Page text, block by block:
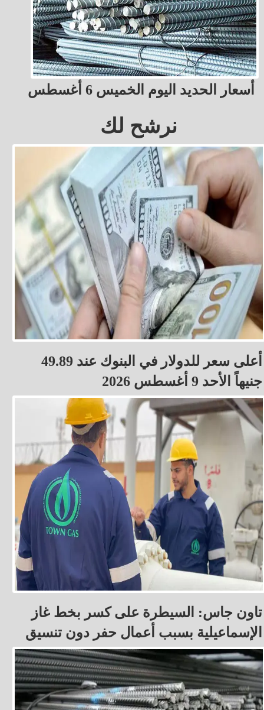
أسعار الحديد اليوم الخميس 6 أغسطس
نرشح لك
أعلى سعر للدولار في البنوك عند 49.89
جنيهاً الأحد 9 أغسطس 2026
تاون جاس: السيطرة على كسر بخط غاز
الإسماعيلية بسبب أعمال حفر دون تنسيق